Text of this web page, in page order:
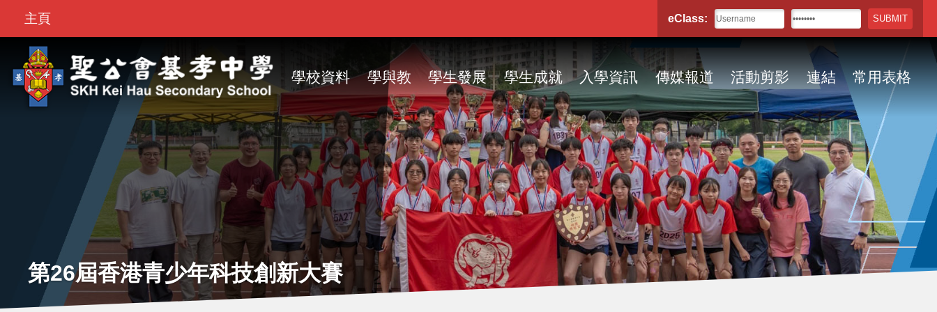
移至主內容
Bar
主頁 eClass:
navigation
學校資料 學與教 學生發展 學生成就 入學資訊 傳媒報道 活動剪影 連結 常用表格
第26屆香港青少年科技創新大賽